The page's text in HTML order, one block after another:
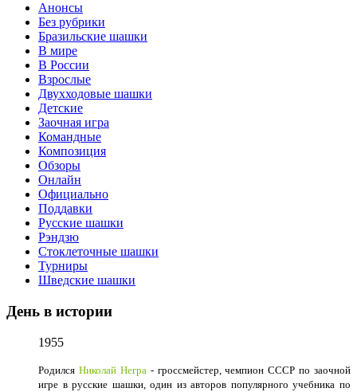
Анонсы
Без рубрики
Бразильские шашки
В мире
В России
Взрослые
Двухходовые шашки
Детские
Заочная игра
Командные
Композиция
Обзоры
Онлайн
Официально
Поддавки
Русские шашки
Рэндзю
Стоклеточные шашки
Турниры
Шведские шашки
День в истории
1955
Родился Николай Негра - гроссмейстер, чемпион СССР по заочной
игре в русские шашки, один из авторов популярного учебника по